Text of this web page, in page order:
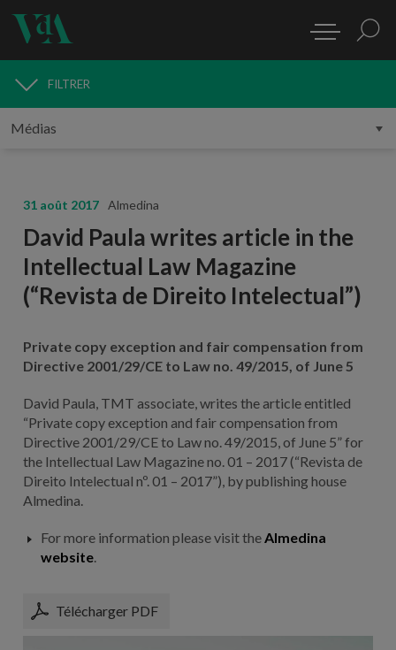
MÉDIAS
FILTRER
31 août 2017 Almedina
David Paula writes article in the
Intellectual Law Magazine
(“Revista de Direito Intelectual”)
Private copy exception and fair compensation from
Directive 2001/29/CE to Law no. 49/2015, of June 5
David Paula, TMT associate, writes the article entitled
“Private copy exception and fair compensation from
Directive 2001/29/CE to Law no. 49/2015, of June 5” for
the Intellectual Law Magazine no. 01 – 2017 (“Revista de
Direito Intelectual nº. 01 – 2017”), by publishing house
Almedina.
For more information please visit the Almedina
website.
Télécharger PDF